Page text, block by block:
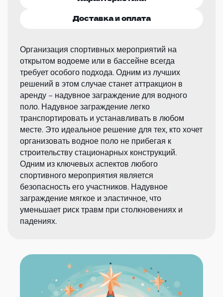
Доставка и оплата
Организация спортивных мероприятий на
открытом водоеме или в бассейне всегда
требует особого подхода. Одним из лучших
решений в этом случае станет аттракцион в
аренду – надувное заграждение для водного
поло. Надувное заграждение легко
транспортировать и устанавливать в любом
месте. Это идеальное решение для тех, кто хочет
организовать водное поло не прибегая к
строительству стационарных конструкций.
Одним из ключевых аспектов любого
спортивного мероприятия является
безопасность его участников. Надувное
заграждение мягкое и эластичное, что
уменьшает риск травм при столкновениях и
падениях.